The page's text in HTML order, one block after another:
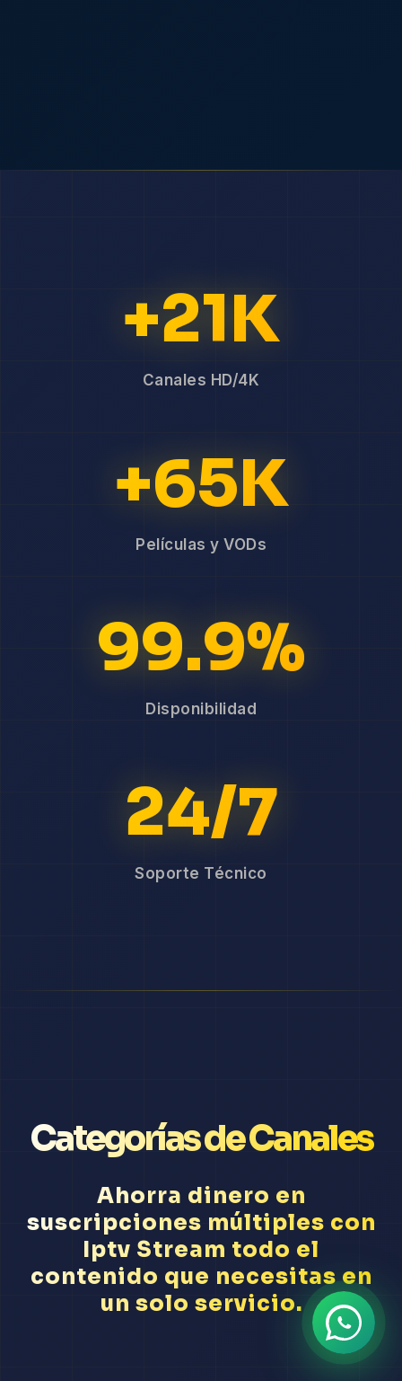
+21K
Canales HD/4K
+65K
Películas y VODs
99.9%
Disponibilidad
24/7
Soporte Técnico
Categorías de Canales
Ahorra dinero en
suscripciones múltiples con
Iptv Stream todo el
contenido que necesitas en
un solo servicio.